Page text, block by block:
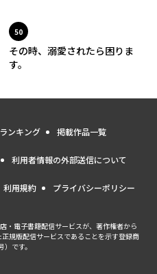
50位
その時、溺愛されたら困りま
す。
ランキング 掲載作品一覧
利用者情報の外部送信について
利用規約 プライバシーポリシー
・電子書籍配信サービスが、著作権者から
規版配信サービスであることを示す登録商
です。